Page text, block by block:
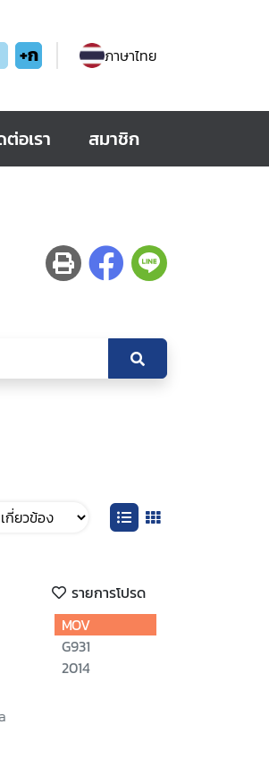
+ก ภาษาไทย
อเรา สมาชิก
รายการโปรด
MOV
G931
2014